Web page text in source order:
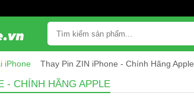
iPhone Thay Pin ZIN iPhone - Chính Hãng Apple
- CHÍNH HÃNG APPLE